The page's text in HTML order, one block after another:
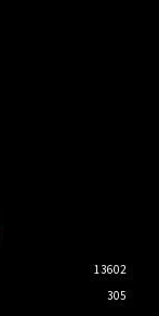
13602
305